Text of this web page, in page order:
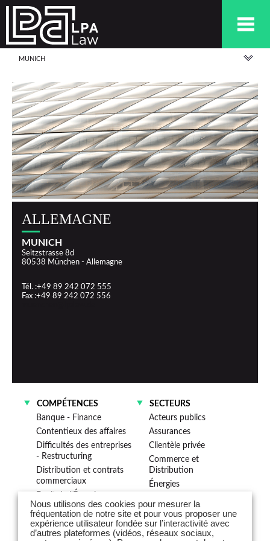
MUNICH
ALLEMAGNE
MUNICH
Seitzstrasse 8d
80538 München - Allemagne
Tél. :+49 89 242 072 555
Fax :+49 89 242 072 556
COMPÉTENCES
Banque - Finance
Contentieux des affaires
Difficultés des entreprises
- Restructuring
Distribution et contrats
commerciaux
Droit fiscal
Droit public des affaires
Droit social
SECTEURS
Acteurs publics
Assurances
Clientèle privée
Commerce et
Distribution
Énergies
Industries
Institutions financières
Nous utilisons des cookies pour mesurer la
fréquentation de notre site et pour vous proposer une
expérience utilisateur fondée sur l’interactivité avec
d’autres plateformes (vidéos, réseaux sociaux,